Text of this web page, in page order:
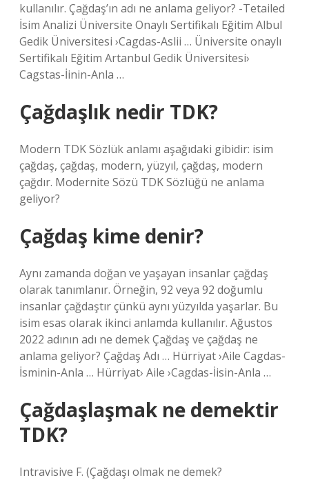
kullanılır. Çağdaş’ın adı ne anlama geliyor? -Tetailed
İsim Analizi Üniversite Onaylı Sertifikalı Eğitim Albul
Gedik Üniversitesi ›Cagdas-Aslii … Üniversite onaylı
Sertifikalı Eğitim Artanbul Gedik Üniversitesi›
Cagstas-İinin-Anla …
Çağdaşlık nedir TDK?
Modern TDK Sözlük anlamı aşağıdaki gibidir: isim
çağdaş, çağdaş, modern, yüzyıl, çağdaş, modern
çağdır. Modernite Sözü TDK Sözlüğü ne anlama
geliyor?
Çağdaş kime denir?
Aynı zamanda doğan ve yaşayan insanlar çağdaş
olarak tanımlanır. Örneğin, 92 veya 92 doğumlu
insanlar çağdaştır çünkü aynı yüzyılda yaşarlar. Bu
isim esas olarak ikinci anlamda kullanılır. Ağustos
2022 adının adı ne demek Çağdaş ve çağdaş ne
anlama geliyor? Çağdaş Adı … Hürriyat ›Aile Cagdas-
İsminin-Anla … Hürriyat› Aile ›Cagdas-İisin-Anla …
Çağdaşlaşmak ne demektir
TDK?
Intravisive F. (Çağdaşı olmak ne demek?